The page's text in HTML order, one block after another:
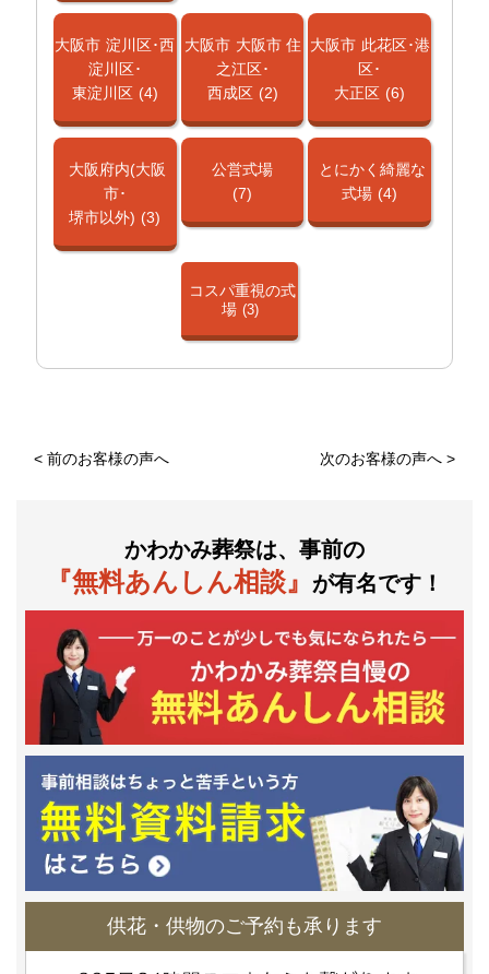
大阪市 淀川区･西
淀川区･
東淀川区 (4)
大阪市 大阪市 住
之江区･
西成区 (2)
大阪市 此花区･港
区･
大正区 (6)
大阪府内(大阪
市･
堺市以外) (3)
公営式場
(7)
とにかく綺麗な
式場 (4)
コスパ重視の式
場 (3)
<前のお客様の声へ 次のお客様の声へ>
かわかみ葬祭は、事前の
『無料あんしん相談』 が有名です！
供花・供物のご予約も承ります